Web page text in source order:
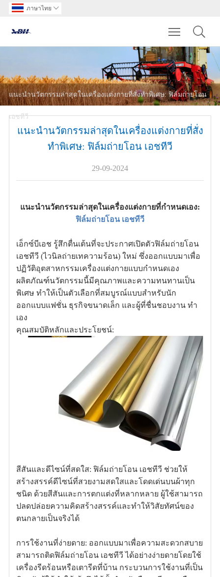
ภาษาไทย 
Toggle
แนะนำนวัตกรรมล่าสุดในเครื่องแต่งกายที่สั่งทำพิเศษ: ฟิล์มถ่ายโอน
เอชทีวี
แนะนำนวัตกรรมล่าสุดในเครื่องแต่งกายที่สั่ง
ทำพิเศษ: ฟิล์มถ่ายโอน เอชทีวี
29-09-2024
แนะนำนวัตกรรมล่าสุดในเครื่องแต่งกายที่กำหนดเอง:
ฟิล์มถ่ายโอน เอชทีวี
เอ็กซ์บีเอช รู้สึกตื่นเต้นที่จะประกาศเปิดตัวฟิล์มถ่ายโอน
เอชทีวี (ไวนิลถ่ายเทความร้อน) ใหม่ ซึ่งออกแบบมาเพื่อ
ปฏิวัติอุตสาหกรรมเครื่องแต่งกายแบบกำหนดเอง
ผลิตภัณฑ์นวัตกรรมนี้มีคุณภาพและความทนทานเป็น
พิเศษ ทำให้เป็นตัวเลือกที่สมบูรณ์แบบสำหรับนัก
ออกแบบแฟชั่น ธุรกิจขนาดเล็ก และผู้ที่ชื่นชอบงาน ทำ
เอง
คุณสมบัติหลักและประโยชน์:
สีสันและดีไซน์ที่สดใส: ฟิล์มถ่ายโอน เอชทีวี ช่วยให้
สร้างสรรค์ดีไซน์ที่สวยงามสดใสและโดดเด่นบนผ้าทุก
ชนิด ด้วยสีสันและการตกแต่งที่หลากหลาย ผู้ใช้สามารถ
ปลดปล่อยความคิดสร้างสรรค์และทำให้วิสัยทัศน์ของ
ตนกลายเป็นจริงได้
การใช้งานที่ง่ายดาย: ออกแบบมาเพื่อความสะดวกสบาย
สามารถติดฟิล์มถ่ายโอน เอชทีวี ได้อย่างง่ายดายโดยใช้
เครื่องรีดร้อนหรือเตารีดที่บ้าน กระบวนการใช้งานที่เป็น